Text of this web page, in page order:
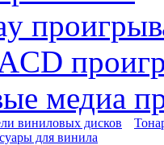
медиа
виниловых дисков
для винила